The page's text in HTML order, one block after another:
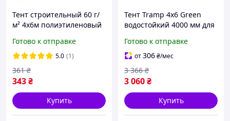
Тент строительный 60 г/
м² 4х6м полиэтиленовый
водостойкий
тарпаулиновый с
кольцами
Готово к отправке
5.0 (1)
343₴
361 ₴
Купить
Тент Tramp 4х6 Green
водостойкий 4000 мм для
и растяжками |neper-
1736|
Готово к отправке
от306₴/мес
3 060₴
3 366 ₴
Купить